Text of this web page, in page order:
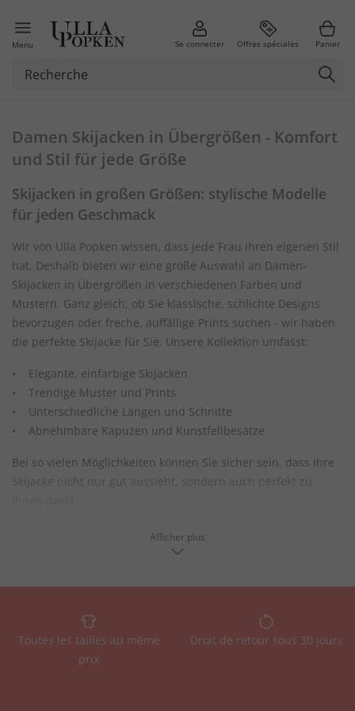
Menu Se connecter Offres spéciales Panier
Damen Skijacken in Übergrößen - Komfort
und Stil für jede Größe
Skijacken in großen Größen: stylische Modelle
für jeden Geschmack
Wir von Ulla Popken wissen, dass jede Frau ihren eigenen Stil
hat. Deshalb bieten wir eine große Auswahl an Damen-
Skijacken in Übergrößen in verschiedenen Farben und
Mustern. Ganz gleich, ob Sie klassische, schlichte Designs
bevorzugen oder freche, auffällige Prints suchen - wir haben
die perfekte Skijacke für Sie. Unsere Kollektion umfasst:
• Elegante, einfarbige Skijacken
• Trendige Muster und Prints
• Unterschiedliche Längen und Schnitte
• Abnehmbare Kapuzen und Kunstfellbesätze
Bei so vielen Möglichkeiten können Sie sicher sein, dass Ihre
Skijacke nicht nur gut aussieht, sondern auch perfekt zu
Hochwertige Materialien unserer Damen
Übergrößen steht Komfort an erster Stelle. Wir verwenden
ausschließlich hochwertige, atmungsaktive Stoffe, die
hervorragende Isolationseigenschaften bieten und
Afficher plus
Toutes les tailles au même
prix
Droit de retour sous 30 jours